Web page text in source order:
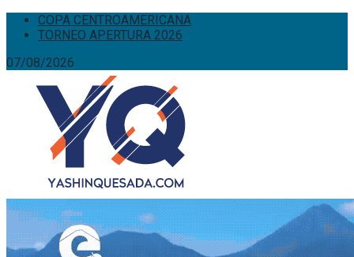
COPA CENTROAMERICANA
TORNEO APERTURA 2026
07/08/2026